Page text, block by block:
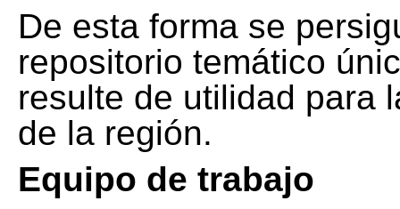
De esta forma se
repositorio temático
resulte de utilidad para
de la región.
Equipo de trabajo